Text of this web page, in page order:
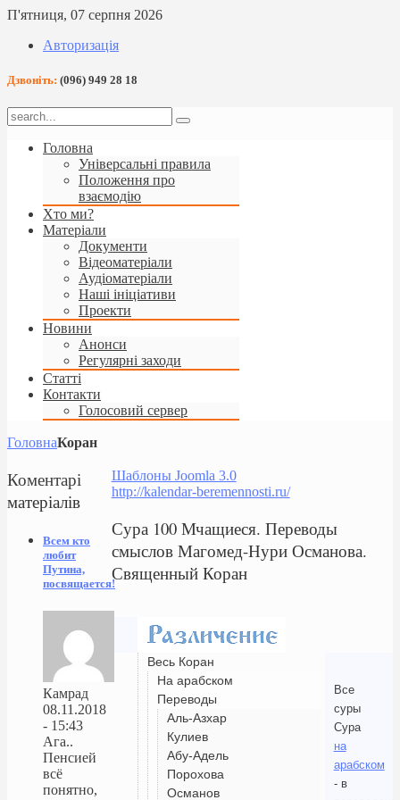
П'ятниця, 07 серпня 2026
Авторизація
Дзвоніть: (096) 949 28 18
Головна
Універсальні правила
Положення про
взаємодію
Хто ми?
Матеріали
Документи
Відеоматеріали
Аудіоматеріали
Наші ініціативи
Проекти
Новини
Анонси
Регулярні заходи
Статті
Контакти
Голосовий сервер
ГоловнаКоран
Шаблоны Joomla 3.0
http://kalendar-beremennosti.ru/
Сура 100 Мчащиеся. Переводы
смыслов Магомед-Нури Османова.
Священный Коран
Весь Коран
На арабском
Переводы
Аль-Азхар
Кулиев
Абу-Адель
Порохова
Османов
Все
суры
Сура
на
арабском
- в
Коментарі
матеріалів
Всем кто
любит
Путина,
посвящается!
Камрад
08.11.2018
- 15:43
Ага..
Пенсией
всё
понятно,